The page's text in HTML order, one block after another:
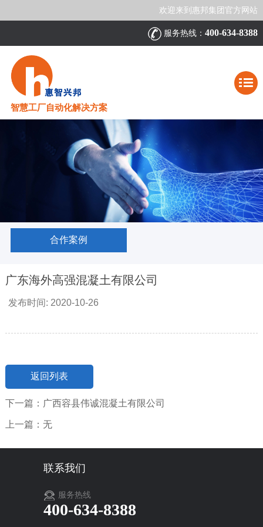
欢迎来到惠邦集团官方网站
服务热线：400-634-8388
智慧工厂自动化解决方案
合作案例
广东海外高强混凝土有限公司
发布时间: 2020-10-26
返回列表
下一篇：广西容县伟诚混凝土有限公司
上一篇：无
联系我们
服务热线
400-634-8388